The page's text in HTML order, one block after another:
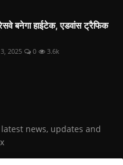
बनेगा हाईटेक, एडवांस ट्रैफिक
2025 0 3.6k
news, updates and